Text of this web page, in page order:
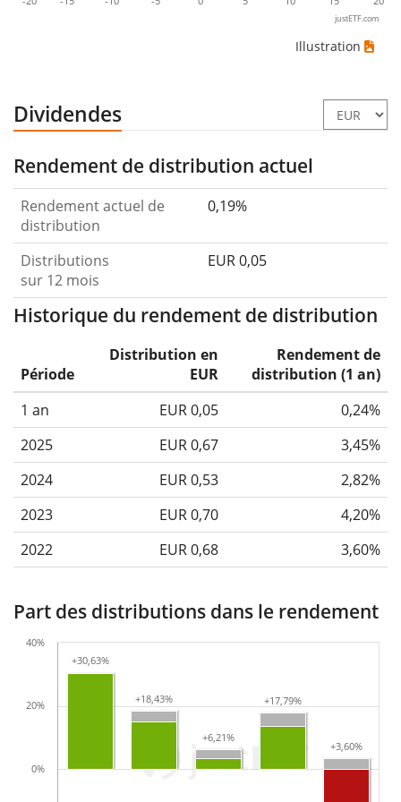
justETF.com
Illustration
Dividendes
Rendement de distribution actuel
Rendement actuel de
distribution
0,19%
Distributions
sur 12 mois
EUR 0,05
Historique du rendement de distribution
Période
Distribution en
EUR
Rendement de
distribution (1 an)
1 an
EUR 0,05
0,24%
2025
EUR 0,67
3,45%
2024
EUR 0,53
2,82%
2023
EUR 0,70
4,20%
2022
EUR 0,68 3,60%
Part des distributions dans le rendement
+30,63%
+30,63%
+18,43%
+18,43%
+6,21%
+6,21%
+17,79%
+17,79%
+3,60%
+3,60%
0%
20%
40%